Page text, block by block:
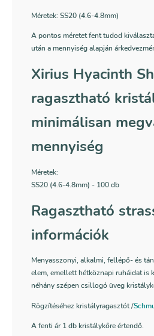
Méretek: SS20 (4.6-4.8mm)
A pontos méretet fent tudod
után a mennyiség alapján
Xirius Hyacinth
ragasztható
minimálisan
mennyiség
Méretek:
SS20 (4.6-4.8mm) - 100 db
Ragasztható
információk
Menyasszonyi, alkalmi, fellépő- és
elem, emellett hétköznapi ruháidat is
néhány szépen csillogó üveg
Rögzítéséhez kristályragasztót /
A fenti ár 1 db kristálykőre értendő.